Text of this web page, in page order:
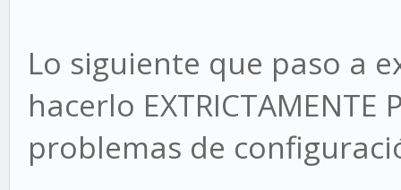
Lo siguiente que paso a
hacerlo
problemas de